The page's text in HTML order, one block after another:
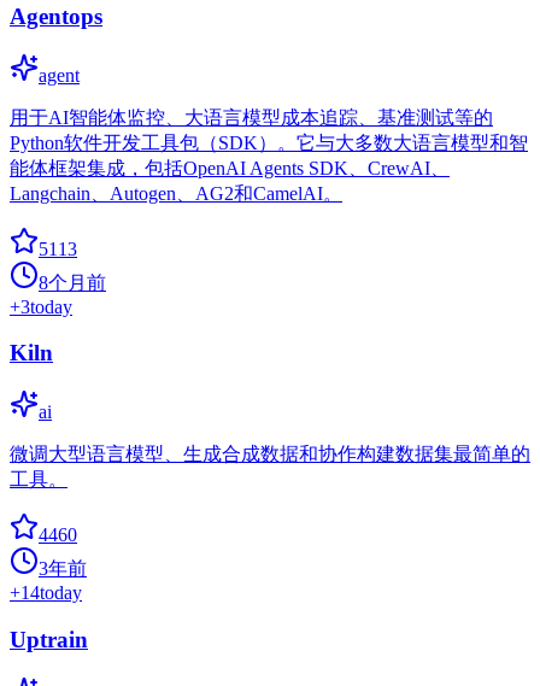
Agentops
agent
用于AI智能体监控、大语言模型成本追踪、基准测试等的
Python软件开发工具包（SDK）。它与大多数大语言模型和智
能体框架集成，包括OpenAI Agents SDK、CrewAI、
Langchain、Autogen、AG2和CamelAI。
5113
8个月前
+3today
Kiln
ai
微调大型语言模型、生成合成数据和协作构建数据集最简单的
工具。
4460
3年前
+14today
Uptrain